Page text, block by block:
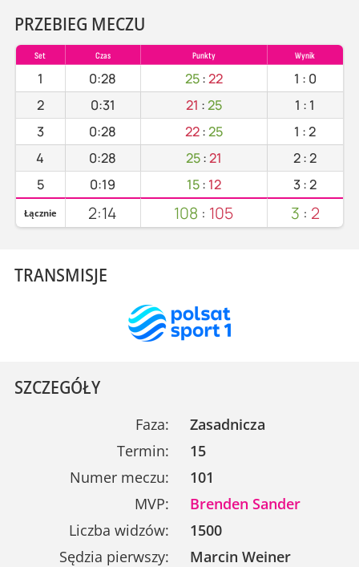
PRZEBIEG MECZU
Set Czas Punkty Wynik
1 0:28 25:22 1 : 0
2
0:31 21 :25 1 : 1
3
0:28 22:25 1 :2
4
0:28 25:21 2:2
5
0:19 15: 12 3:2
Łącznie 2:14 108 : 105 3 : 2
TRANSMISJE
SZCZEGÓŁY
Faza:
Zasadnicza
Termin:
15
Numer meczu:
101
MVP:
Brenden Sander
Liczba widzów:
1500
Sędzia pierwszy:
Marcin Weiner